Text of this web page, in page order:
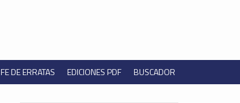
FE DE ERRATAS EDICIONES PDF BUSCADOR